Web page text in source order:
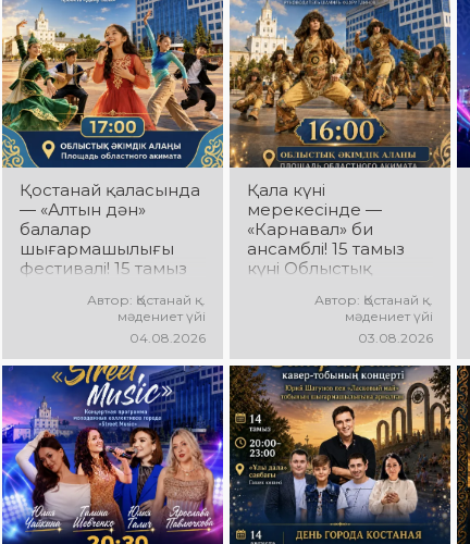
Қостанай қаласында
— «Алтын дән»
балалар
шығармашылығы
фестивалі! 15 тамыз
әкімдік алаңында
«Даму бала»
жобасының балалар
шығармашылық
ұжымдары
қатысатын «Алтын
дән» фестивалі өтеді!
Сіздерді жас
таланттардың
жарқын өнері, әсем
әндер, әсерлі билер
мен мерекелік көңіл
Автор: Қостанай қ.
мәдениет үйі
04.08.2026
Қала күні
мерекесінде —
«Карнавал» би
ансамблі! 15 тамыз
күні Облыстық
«Карнавал» би
ансамблінің
бағдарламасы өтеді!
Ансамбль жетекшісі
— Шамиль
Фахрутдинов.
Сіздерді әсерлі
хореографиялық
қойылымдар,
жарқын бейнелер,
қуатты ырғақ пен
Автор: Қостанай қ.
мәдениет үйі
03.08.2026